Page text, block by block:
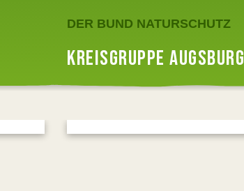
DER BUND NATURSCHUTZ
KREISGRUPPE AUGSBURG